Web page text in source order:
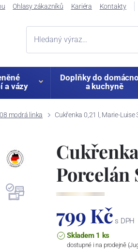
Ohlasy zákazníků Kariéra Kontakty
a vázy
Doplňky do
a kuchyně
modrá linka Cukřenka 0,21 l, Marie-
Porcelán
799 Kč s DPH
Skladem 1 ks
dostupné i na prodejně